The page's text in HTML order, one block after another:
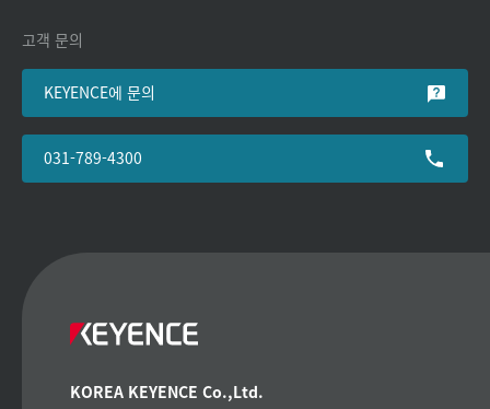
고객 문의
KEYENCE에 문의
031-789-4300
KOREA KEYENCE Co.,Ltd.